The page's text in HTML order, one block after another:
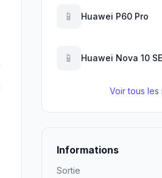
📱 Huawei P60 Pro
📱 Huawei Nova 10 SE
Voir tous
Informations
Sortie